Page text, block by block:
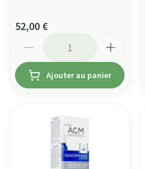
52,00 €
Ajouter au panier